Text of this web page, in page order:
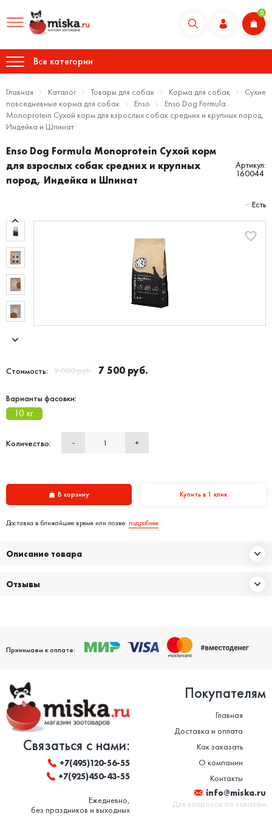
0
Все категории
Главная Каталог Товары для собак Корма для собак
Сухие
повседневные корма для собак
Enso
Enso Dog Formula
Monoprotein Сухой корм для взрослых собак средних и крупных пород,
Индейка и Шпинат
Enso Dog Formula Monoprotein Сухой корм
для взрослых собак средних и крупных
пород, Индейка и Шпинат
Артикул:
160044
Есть
Стоимость: 9 000 руб. 7 500 руб.
Варианты фасовки:
10 кг.
Количество: - +
В корзину Купить в 1 клик
Доставка в ближайшее время или позже: подробнее
Описание товара
Отзывы
Принимаем к оплате:
Связаться с нами:
+7(495)120-56-55
+7(925)450-43-55
Ежедневно,
без праздников и выходных
Покупателям
Главная
Доставка и оплата
Как заказать
О компании
Контакты
info@miska.ru
Для вопросов по заказам